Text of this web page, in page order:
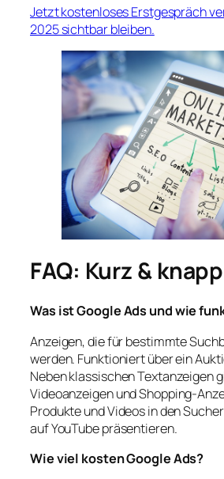
Jetzt kostenloses Erstgespräch
2025 sichtbar bleiben.
FAQ: Kurz & knapp
Was ist Google Ads und wie
Anzeigen, die für bestimmte
werden. Funktioniert über ein
Neben klassischen Textanzeigen
Videoanzeigen und Shopping-
Produkte und Videos in den
auf YouTube präsentieren.
Wie viel kosten Google Ads?